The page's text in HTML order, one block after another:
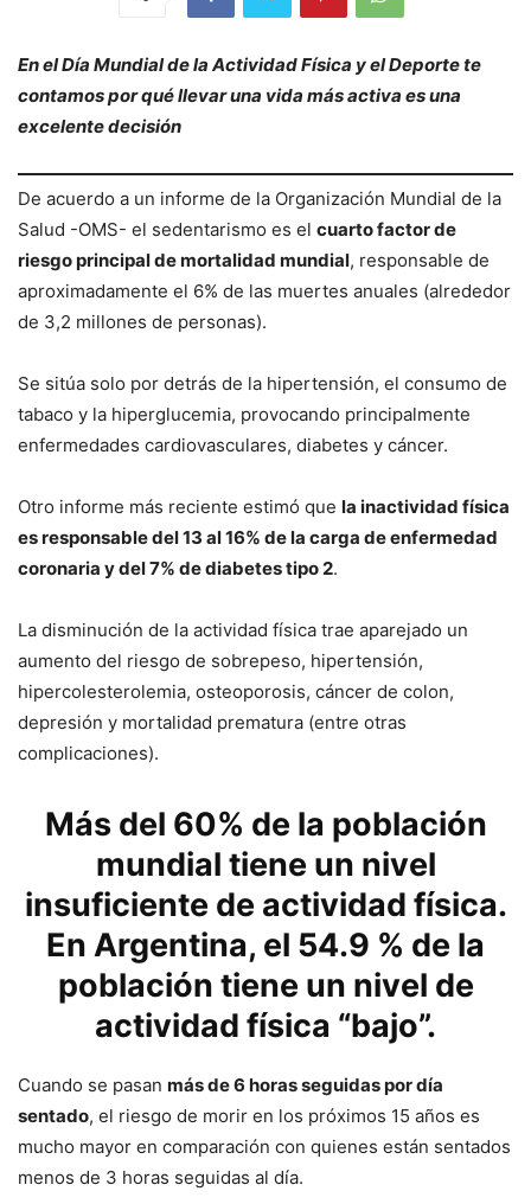
En el Día Mundial de la Actividad Física y el Deporte te
contamos por qué llevar una vida más activa es una
excelente decisión
De acuerdo a un informe de la Organización Mundial de la
Salud -OMS- el sedentarismo es el cuarto factor de
riesgo principal de mortalidad mundial, responsable de
aproximadamente el 6% de las muertes anuales (alrededor
de 3,2 millones de personas).
Se sitúa solo por detrás de la hipertensión, el consumo de
tabaco y la hiperglucemia, provocando principalmente
enfermedades cardiovasculares, diabetes y cáncer.
Otro informe más reciente estimó que la inactividad física
es responsable del 13 al 16% de la carga de enfermedad
coronaria y del 7% de diabetes tipo 2.
La disminución de la actividad física trae aparejado un
aumento del riesgo de sobrepeso, hipertensión,
hipercolesterolemia, osteoporosis, cáncer de colon,
depresión y mortalidad prematura (entre otras
complicaciones).
Más del 60% de la población
mundial tiene un nivel
insuficiente de actividad física.
En Argentina, el 54.9 % de la
población tiene un nivel de
actividad física “bajo”.
Cuando se pasan más de 6 horas seguidas por día
sentado, el riesgo de morir en los próximos 15 años es
mucho mayor en comparación con quienes están sentados
menos de 3 horas seguidas al día.